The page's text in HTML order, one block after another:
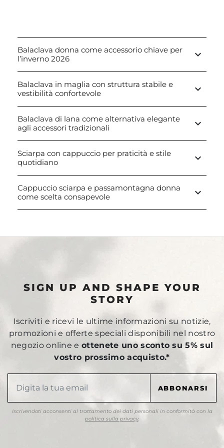
Balaclava donna come accessorio chiave per
l’inverno 2026
keyboard_arrow_down
Balaclava in maglia con struttura stabile e
vestibilità confortevole
keyboard_arrow_down
Balaclava di lana come alternativa elegante
agli accessori tradizionali
keyboard_arrow_down
Sciarpa con cappuccio per praticità e stile
quotidiano
keyboard_arrow_down
Cappuccio sciarpa e passamontagna donna
come scelta consapevole
keyboard_arrow_down
SIGN UP AND SHAPE YOUR
STORY
Iscriviti e ricevi le ultime informazioni su notizie,
promozioni e offerte speciali disponibili nel nostro
negozio online eottenete uno sconto su 5% sul
vostro prossimo acquisto.*
Iscrivendoti acconsenti al trattamento dei dati personali in conformità con la
politica sulla privacy.